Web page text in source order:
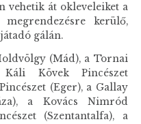
vehetik át okleveleiket a
kerülő,
gálán.
(Mád), a Tornai
Káli Kövek Pincészet
(Eger), a Gallay
a Kovács Nimród
(Szentantalfa), a